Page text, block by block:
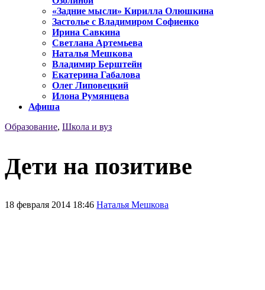
«Задние мысли» Кирилла Олюшкина
Застолье с Владимиром Софиенко
Ирина Савкина
Светлана Артемьева
Наталья Мешкова
Владимир Берштейн
Екатерина Габалова
Олег Липовецкий
Илона Румянцева
Афиша
Образование, Школа и вуз
Дети на позитиве
18 февраля 2014 18:46 Наталья Мешкова